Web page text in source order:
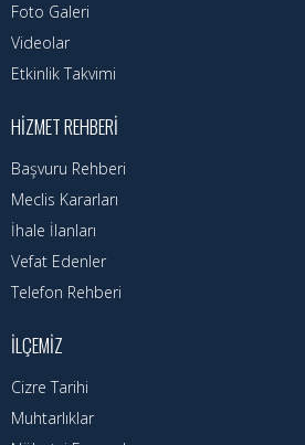
Foto Galeri
Videolar
Etkinlik Takvimi
HIZMET REHBERI
Başvuru Rehberi
Meclis Kararları
İhale İlanları
Vefat Edenler
Telefon Rehberi
İLÇEMIZ
Cizre Tarihi
Muhtarlıklar